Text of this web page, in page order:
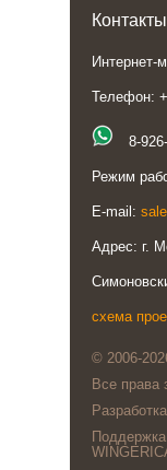
Контакты
Интернет-
Телефон:
8-
Режим
E-mail:
Адрес: г.
схема
© 2006-
Все